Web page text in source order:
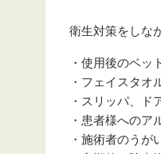
衛生対策をしな
・使用後のベッ
・フェイスタオ
・スリッパ、ド
・患者様へのア
・施術者のうが